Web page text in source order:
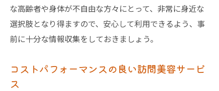
な高齢者や身体が不自由な方々にとって、非常に身近な
選択肢となり得ますので、安心して利用できるよう、事
前に十分な情報収集をしておきましょう。
コストパフォーマンスの良い訪問美容サービ
ス